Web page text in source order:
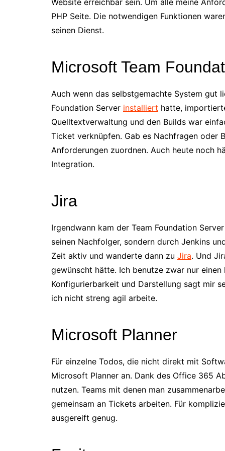
Website erreichbar sein. Um alle meine
PHP Seite. Die notwendigen Funktionen
seinen Dienst.
Microsoft Team
Auch wenn das selbstgemachte System gut
Foundation Server installiert hatte,
Quelltextverwaltung und den Builds war
Ticket verknüpfen. Gab es Nachfragen oder
Anforderungen zuordnen. Auch heute noch
Integration.
Jira
Irgendwann kam der Team Foundation
seinen Nachfolger, sondern durch Jenkins
Zeit aktiv und wanderte dann zu Jira. Und
gewünscht hätte. Ich benutze zwar nur
Konfigurierbarkeit und Darstellung sagt mir
ich nicht streng agil arbeite.
Microsoft Planner
Für einzelne Todos, die nicht direkt mit
Microsoft Planner an. Dank des Office 365
nutzen. Teams mit denen man
gemeinsam an Tickets arbeiten. Für
ausgereift genug.